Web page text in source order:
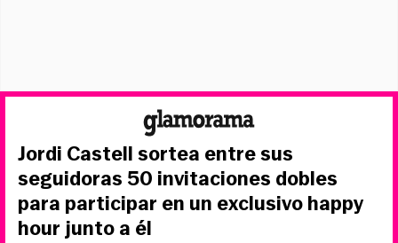
Jordi Castell sortea entre sus
seguidoras 50 invitaciones dobles
para participar en un exclusivo happy
hour junto a él